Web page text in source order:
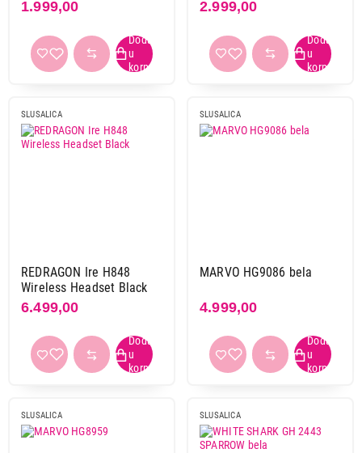
crno-siva
lila
1
ljubičasta
4
plavo-crvena
1
roze
Primeni filtere
1.999,00 2.999,00
SLUSALICA
REDRAGON Ire H848
Wireless Headset Black
6.499,00
SLUSALICA
MARVO HG9086 bela
4.999,00
SLUSALICA SLUSALICA